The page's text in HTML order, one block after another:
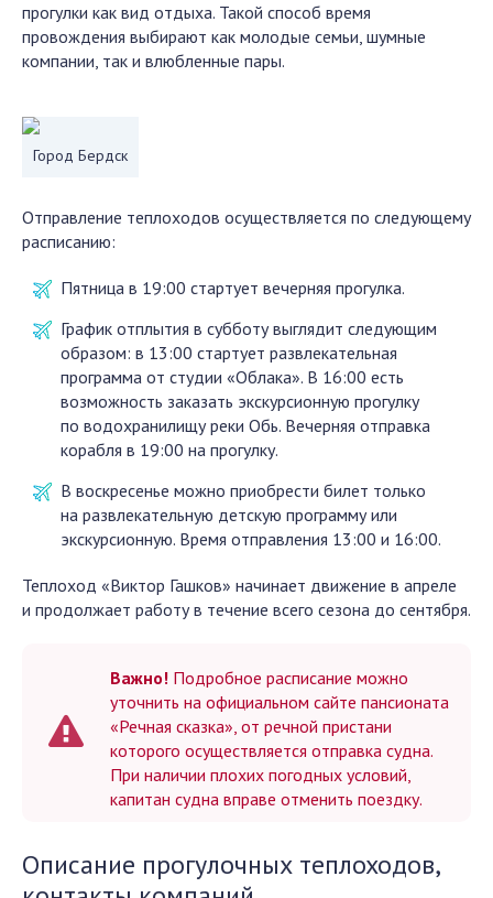
прогулки как вид отдыха. Такой способ время
провождения выбирают как молодые семьи, шумные
компании, так и влюбленные пары.
Город Бердск
Отправление теплоходов осуществляется по следующему
расписанию:
Пятница в 19:00 стартует вечерняя прогулка.
График отплытия в субботу выглядит следующим
образом: в 13:00 стартует развлекательная
программа от студии «Облака». В 16:00 есть
возможность заказать экскурсионную прогулку
по водохранилищу реки Обь. Вечерняя отправка
корабля в 19:00 на прогулку.
В воскресенье можно приобрести билет только
на развлекательную детскую программу или
экскурсионную. Время отправления 13:00 и 16:00.
Теплоход «Виктор Гашков» начинает движение в апреле
и продолжает работу в течение всего сезона до сентября.
Важно! Подробное расписание можно
уточнить на официальном сайте пансионата
«Речная сказка», от речной пристани
которого осуществляется отправка судна.
При наличии плохих погодных условий,
капитан судна вправе отменить поездку.
Описание прогулочных теплоходов,